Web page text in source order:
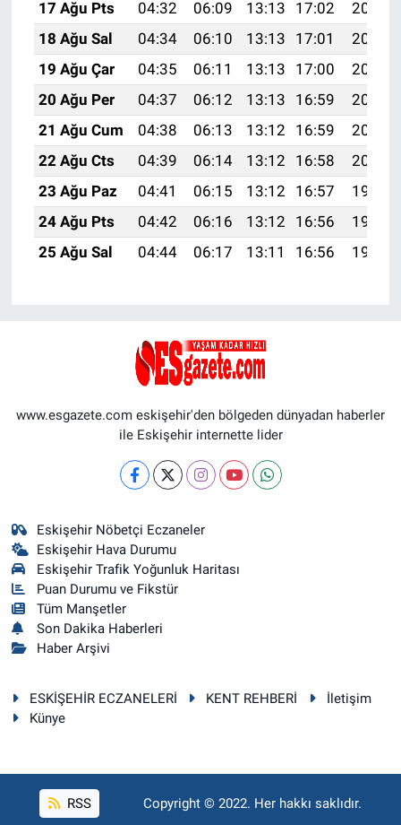
17 Ağu Pts
04:32 06:09 13:13 17:02
20:08
18 Ağu Sal
04:34 06:10 13:13 17:01
20:07
19 Ağu Çar
04:35 06:11 13:13 17:00
20:05
20 Ağu Per
04:37 06:12 13:13 16:59
20:04
21 Ağu Cum
04:38 06:13 13:12 16:59
20:02
22 Ağu Cts
04:39 06:14 13:12 16:58
20:01
23 Ağu Paz
04:41 06:15 13:12 16:57
19:59
24 Ağu Pts
04:42 06:16 13:12 16:56
19:58
25 Ağu Sal
04:44 06:17 13:11 16:56 19:56
www.esgazete.com eskişehir'den bölgeden dünyadan haberler
ile Eskişehir internette lider
Eskişehir Nöbetçi Eczaneler
Eskişehir Hava Durumu
Eskişehir Trafik Yoğunluk Haritası
Puan Durumu ve Fikstür
Tüm Manşetler
Son Dakika Haberleri
Haber Arşivi
ESKİŞEHİR ECZANELERİ KENT REHBERİ
İletişim
Künye
RSS Copyright © 2022. Her hakkı saklıdır.